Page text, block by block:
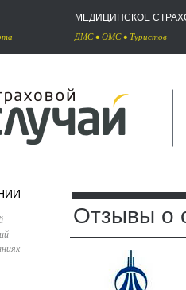
МЕДИЦИНСКОЕ
ДМС• ОМС• Туристов
Отзывы о